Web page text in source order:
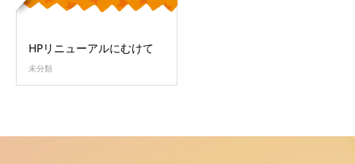
HPリニューアルにむけて
未分類